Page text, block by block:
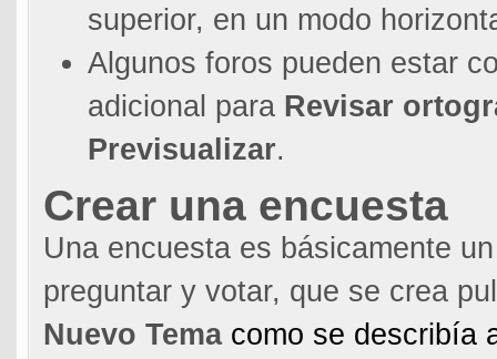
superior, en un modo
Algunos foros pueden estar
adicional para Revisar
Previsualizar.
Crear una encuesta
Una encuesta es básicamente
preguntar y votar, que se crea
Nuevo Tema como se describía